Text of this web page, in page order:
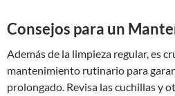
Consejos para un
Además de la limpieza regular, es
mantenimiento rutinario para
prolongado. Revisa las cuchillas y